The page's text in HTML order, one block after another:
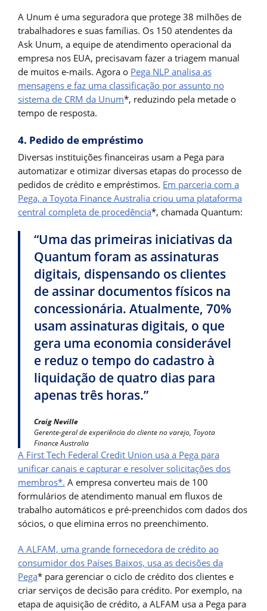
A Unum é uma seguradora que protege 38 milhões de
trabalhadores e suas famílias. Os 150 atendentes da
Ask Unum, a equipe de atendimento operacional da
empresa nos EUA, precisavam fazer a triagem manual
de muitos e-mails. Agora o Pega NLP analisa as
mensagens e faz uma classificação por assunto no
sistema de CRM da Unum*, reduzindo pela metade o
tempo de resposta.
4. Pedido de empréstimo
Diversas instituições financeiras usam a Pega para
automatizar e otimizar diversas etapas do processo de
pedidos de crédito e empréstimos. Em parceria com a
Pega, a Toyota Finance Australia criou uma plataforma
central completa de procedência*, chamada Quantum:
“Uma das primeiras iniciativas da
Quantum foram as assinaturas
digitais, dispensando os clientes
de assinar documentos físicos na
concessionária. Atualmente, 70%
usam assinaturas digitais, o que
gera uma economia considerável
e reduz o tempo do cadastro à
liquidação de quatro dias para
apenas três horas.”
Craig Neville
Gerente-geral de experiência do cliente no varejo, Toyota
Finance Australia
A First Tech Federal Credit Union usa a Pega para
unificar canais e capturar e resolver solicitações dos
membros*. A empresa converteu mais de 100
formulários de atendimento manual em fluxos de
trabalho automáticos e pré-preenchidos com dados dos
sócios, o que elimina erros no preenchimento.
A ALFAM, uma grande fornecedora de crédito ao
consumidor dos Países Baixos, usa as decisões da
Pega* para gerenciar o ciclo de crédito dos clientes e
criar serviços de decisão para crédito. Por exemplo, na
etapa de aquisição de crédito, a ALFAM usa a Pega para